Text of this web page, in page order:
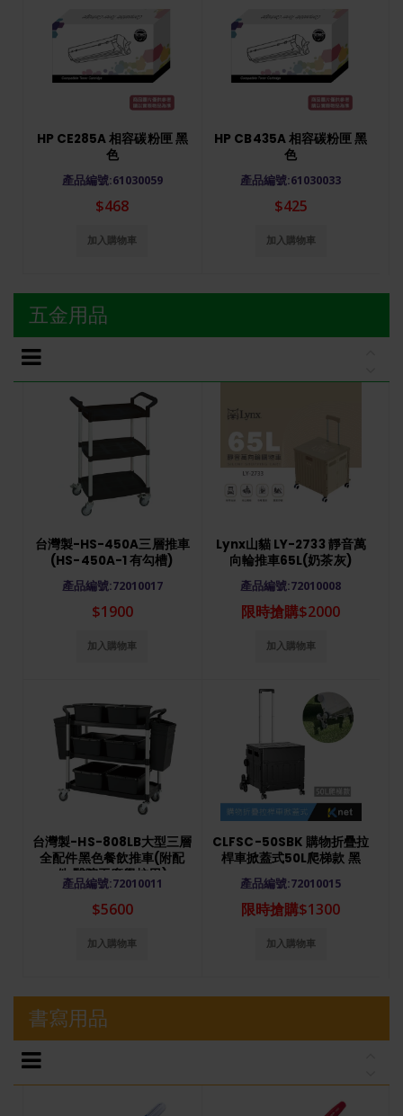
HP CE285A 相容碳粉匣 黑
色
產品編號:61030059
$468
加入購物車
HP CB435A 相容碳粉匣 黑
色
產品編號:61030033
$425
加入購物車
五金用品
台灣製-HS-450A三層推車
(HS-450A-1 有勾槽)
產品編號:72010017
$1900
加入購物車
台灣製-HS-808LB大型三層
全配件黑色餐飲推車(附配
件.醫院工廠學校用)
產品編號:72010011
$5600
加入購物車
Lynx山貓 LY-2733 靜音萬
向輪推車65L(奶茶灰)
產品編號:72010008
限時搶購$2000
加入購物車
CLFSC-50SBK 購物折疊拉
桿車掀蓋式50L爬梯款 黑
產品編號:72010015
限時搶購$1300
加入購物車
書寫用品